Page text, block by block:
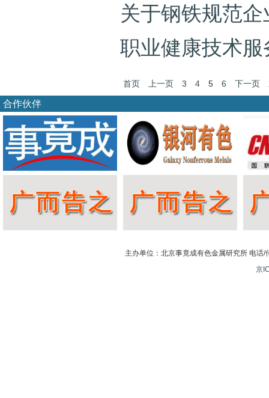
关于钢铁规范
职业健康技术
首页 上一页 3 4 5 6 下一页
合作伙伴
主办单位：北京事竟成有色金属研究所 电
京